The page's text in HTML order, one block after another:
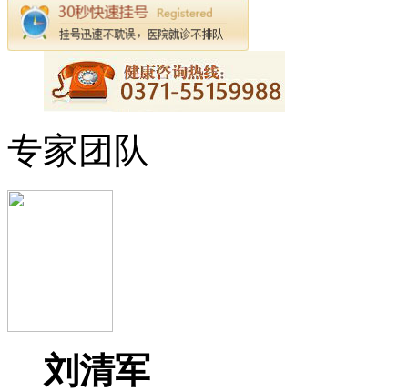
专家团队
刘清军